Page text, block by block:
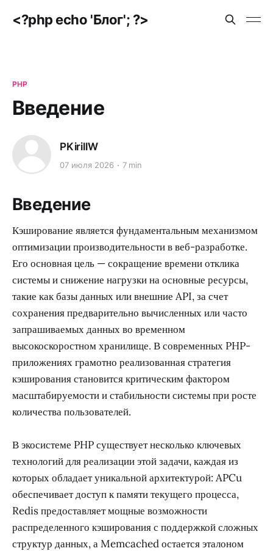
<?php echo 'Блог'; ?>
PHP
Введение
PKirillW
07 июля 2026 7 min
Введение
Кэширование является фундаментальным механизмом
оптимизации производительности в веб-разработке.
Его основная цель — сокращение времени отклика
системы и снижение нагрузки на основные ресурсы,
такие как базы данных или внешние API, за счет
сохранения предварительно вычисленных или часто
запрашиваемых данных во временном
высокоскоростном хранилище. В современных PHP-
приложениях грамотно реализованная стратегия
кэширования становится критическим фактором
масштабируемости и стабильности системы при росте
количества пользователей.
В экосистеме PHP существует несколько ключевых
технологий для реализации этой задачи, каждая из
которых обладает уникальной архитектурой: APCu
обеспечивает доступ к памяти текущего процесса,
Redis предоставляет мощные возможности
распределенного кэширования с поддержкой сложных
структур данных, а Memcached остается эталоном